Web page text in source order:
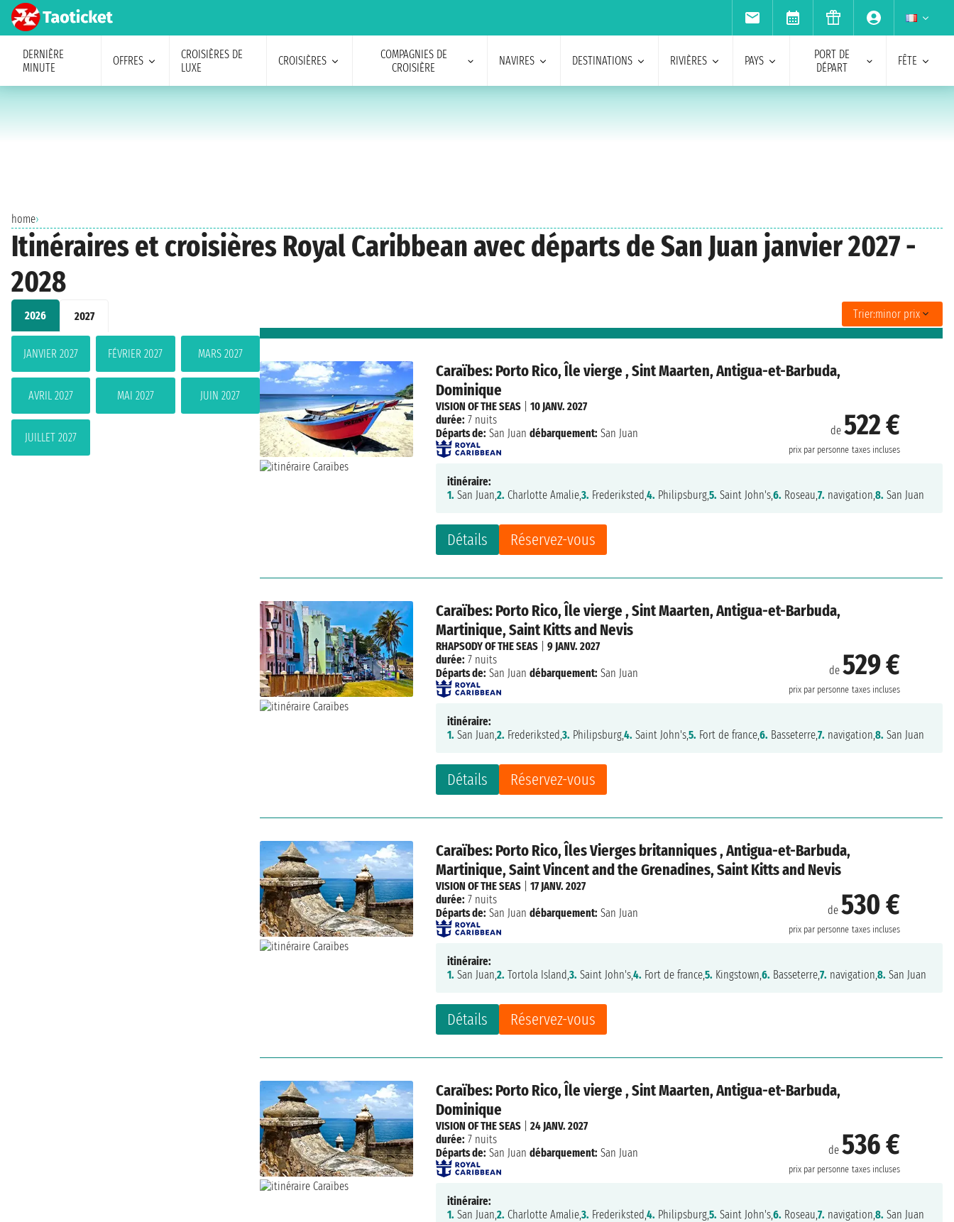
DERNIÈRE
MINUTE
OFFRES
CROISIÈRES DE
LUXE
CROISIÈRES
COMPAGNIES DE
CROISIÈRE
NAVIRES DESTINATIONS RIVIÈRES PAYS
PORT DE
DÉPART
FÊTE
home›
Itinéraires et croisières Royal Caribbean avec départs de San Juan janvier 2027 -
2028
2026 2027
JANVIER 2027 FÉVRIER 2027 MARS 2027
AVRIL 2027 MAI 2027 JUIN 2027
JUILLET 2027
Trier:minor prix
Caraïbes: Porto Rico, Île vierge , Sint Maarten, Antigua-et-Barbuda,
Dominique
de522 €
prix par personne taxes incluses
Détails Réservez-vous
VISION OF THE SEAS |10 JANV. 2027
durée: 7 nuits
Départs de: San Juan débarquement: San Juan
itinéraire:
1. San Juan,2. Charlotte Amalie,3. Frederiksted,4. Philipsburg,5. Saint John's,6. Roseau,7. navigation,8. San Juan
Caraïbes: Porto Rico, Île vierge , Sint Maarten, Antigua-et-Barbuda,
Martinique, Saint Kitts and Nevis
de529 €
prix par personne taxes incluses
Détails Réservez-vous
RHAPSODY OF THE SEAS |9 JANV. 2027
durée: 7 nuits
Départs de: San Juan débarquement: San Juan
itinéraire:
1. San Juan,2. Frederiksted,3. Philipsburg,4. Saint John's,5. Fort de france,6. Basseterre,7. navigation,8. San Juan
Caraïbes: Porto Rico, Îles Vierges britanniques , Antigua-et-Barbuda,
Martinique, Saint Vincent and the Grenadines, Saint Kitts and Nevis
de530 €
prix par personne taxes incluses
Détails Réservez-vous
VISION OF THE SEAS |17 JANV. 2027
durée: 7 nuits
Départs de: San Juan débarquement: San Juan
itinéraire:
1. San Juan,2. Tortola Island,3. Saint John's,4. Fort de france,5. Kingstown,6. Basseterre,7. navigation,8. San Juan
Caraïbes: Porto Rico, Île vierge , Sint Maarten, Antigua-et-Barbuda,
Dominique
de536 €
prix par personne taxes incluses
VISION OF THE SEAS |24 JANV. 2027
durée: 7 nuits
Départs de: San Juan débarquement: San Juan
itinéraire:
1. San Juan,2. Charlotte Amalie,3. Frederiksted,4. Philipsburg,5. Saint John's,6. Roseau,7. navigation,8. San Juan